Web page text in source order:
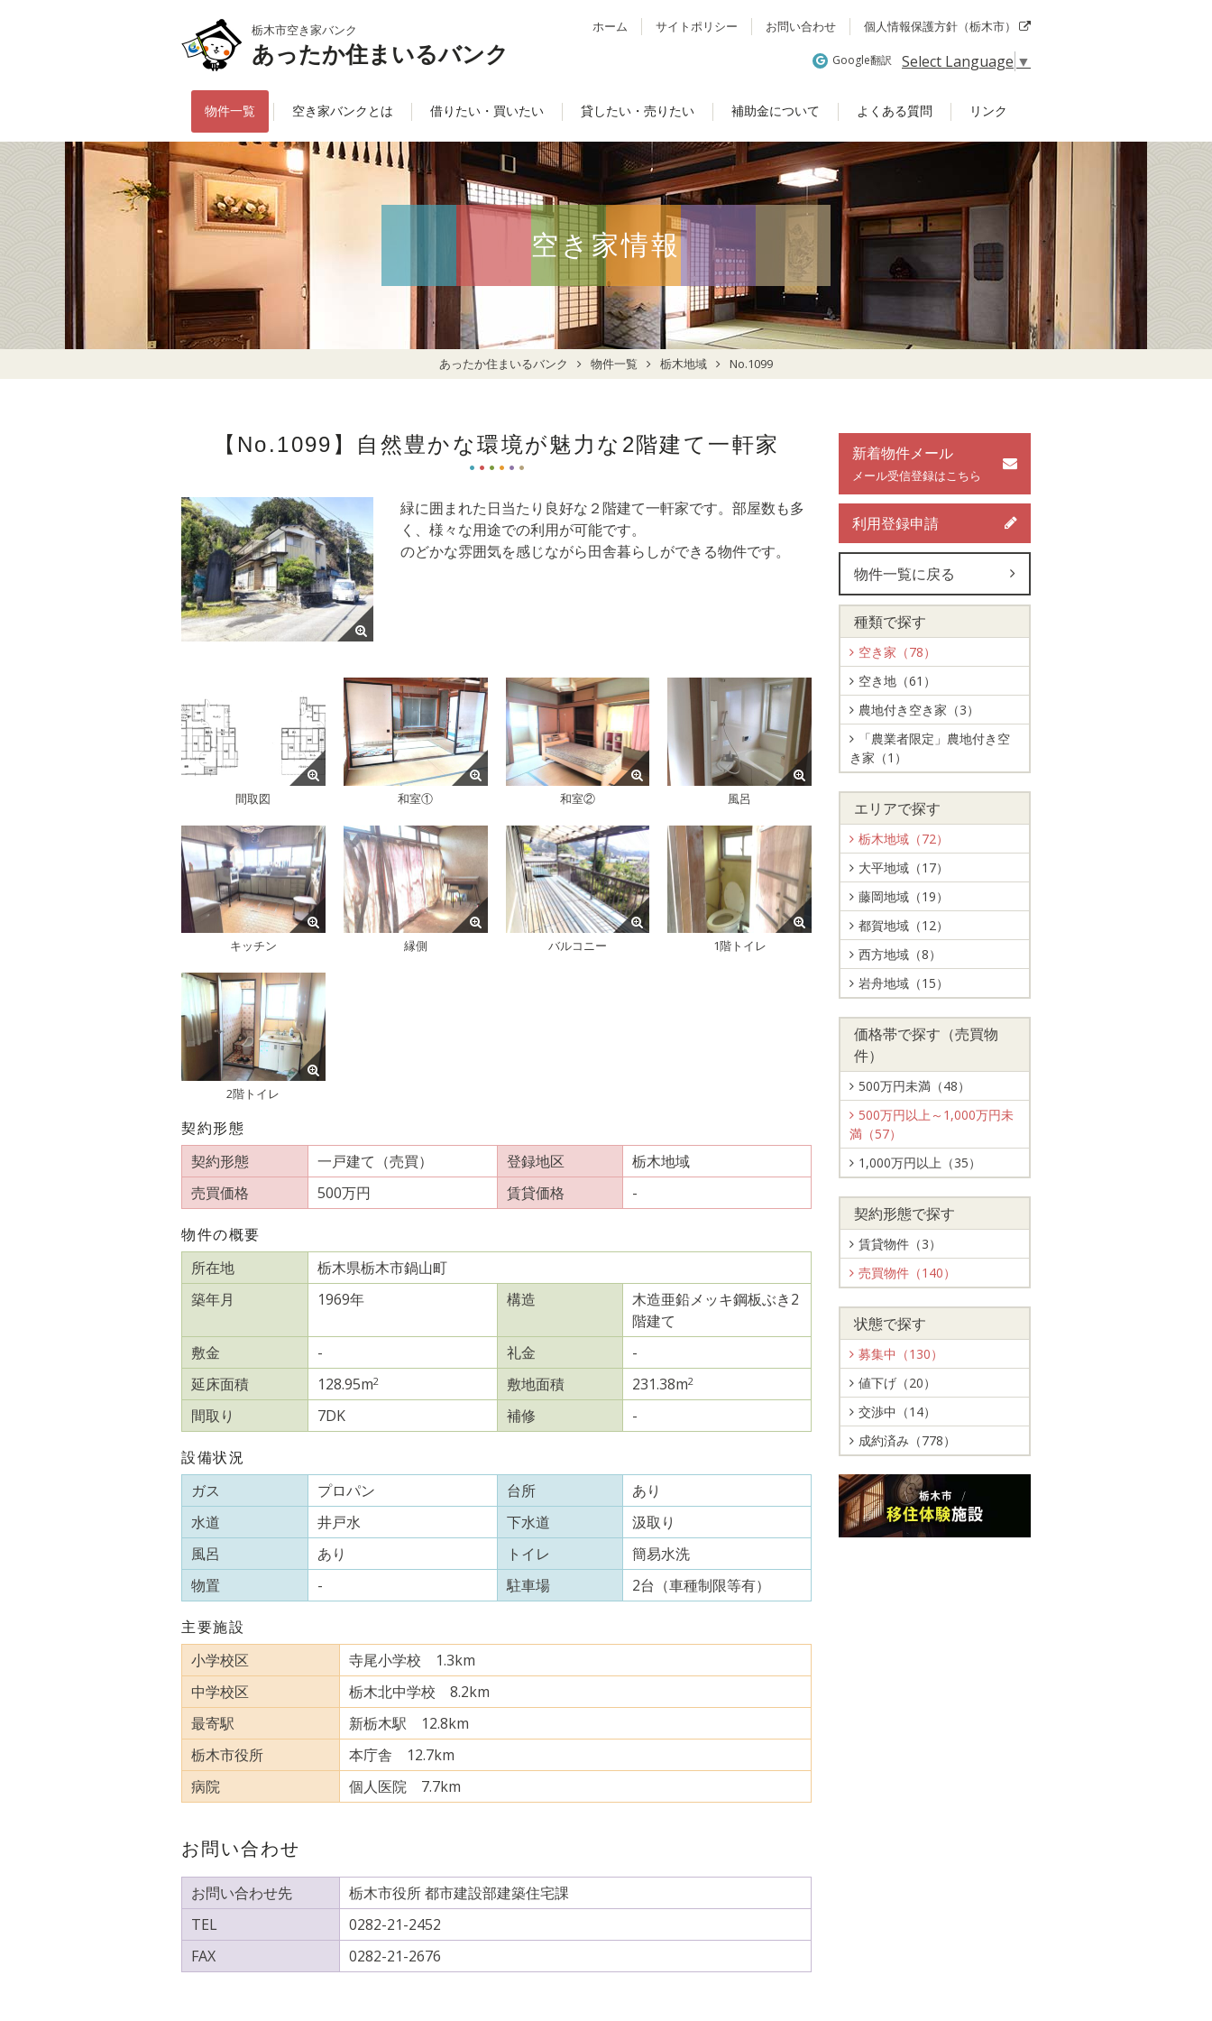
栃木市空き家バンク
あったか住まいるバンク
ホーム サイトポリシー お問い合わせ 個人情報保護方針（栃木市）
Google翻訳 Select Language ▼
物件一覧 空き家バンクとは 借りたい・買いたい 貸したい・売りたい 補助金について よくある質問 リンク
空き家情報
あったか住まいるバンク 物件一覧 栃木地域 No.1099
【No.1099】自然豊かな環境が魅力な2階建て一軒家
緑に囲まれた日当たり良好な２階建て一軒家です。部屋数も多
く、様々な用途での利用が可能です。
のどかな雰囲気を感じながら田舎暮らしができる物件です。
間取図 和室① 和室② 風呂
キッチン 縁側 バルコニー 1階トイレ
2階トイレ
契約形態
契約形態 一戸建て（売買） 登録地区
栃木地域
売買価格
500万円 賃貸価格 -
物件の概要
所在地
栃木県栃木市鍋山町
築年月
1969年 構造
木造亜鉛メッキ鋼板ぶき2
階建て
敷金
- 礼金
-
延床面積
128.95m2 敷地面積 231.38m2
間取り 7DK 補修 -
設備状況
ガス プロパン 台所
あり
水道
井戸水 下水道
汲取り
風呂
あり トイレ
簡易水洗
物置
- 駐車場 2台（車種制限等有）
主要施設
小学校区
寺尾小学校 1.3km
中学校区
栃木北中学校 8.2km
最寄駅
新栃木駅 12.8km
栃木市役所
本庁舎 12.7km
病院
個人医院 7.7km
お問い合わせ
お問い合わせ先
栃木市役所 都市建設部建築住宅課
TEL
0282-21-2452
FAX
0282-21-2676
新着物件メール
メール受信登録はこちら
利用登録申請
物件一覧に戻る
種類で探す
空き家（78）
空き地（61）
農地付き空き家（3）
「農業者限定」農地付き空
き家（1）
エリアで探す
栃木地域（72）
大平地域（17）
藤岡地域（19）
都賀地域（12）
西方地域（8）
岩舟地域（15）
価格帯で探す（売買物
件）
500万円未満（48）
500万円以上～1,000万円未
満（57）
1,000万円以上（35）
契約形態で探す
賃貸物件（3）
売買物件（140）
状態で探す
募集中（130）
値下げ（20）
交渉中（14）
成約済み（778）